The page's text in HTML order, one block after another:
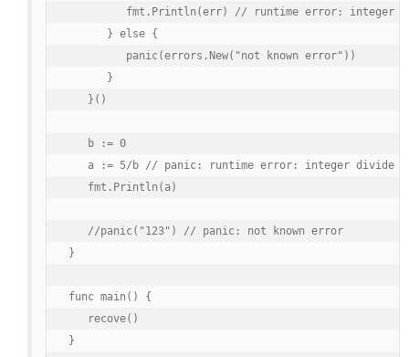
fmt.Println(err) // runtime error: integer
      } else {
         panic(errors.New("not known error"))
      }
   }()
   b := 0
a := 5/b // panic: runtime error: integer divide
   fmt.Println(a)
   //panic("123") // panic: not known error
}
func main() {
   recove()
}